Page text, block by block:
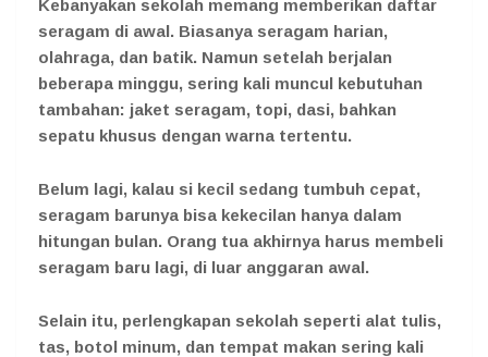
Kebanyakan sekolah memang memberikan daftar
seragam di awal. Biasanya seragam harian,
olahraga, dan batik. Namun setelah berjalan
beberapa minggu, sering kali muncul kebutuhan
tambahan: jaket seragam, topi, dasi, bahkan
sepatu khusus dengan warna tertentu.
Belum lagi, kalau si kecil sedang tumbuh cepat,
seragam barunya bisa kekecilan hanya dalam
hitungan bulan. Orang tua akhirnya harus membeli
seragam baru lagi, di luar anggaran awal.
Selain itu, perlengkapan sekolah seperti alat tulis,
tas, botol minum, dan tempat makan sering kali